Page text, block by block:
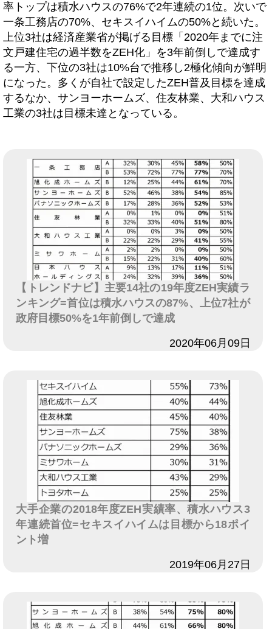
率トップは積水ハウスの76%で2年連続の1位。次いで
一条工務店の70%、セキスイハイムの50%と続いた。
上位3社は経済産業省が掲げる目標「2020年までに注
文戸建住宅の過半数をZEH化」を3年前倒しで達成す
る一方、下位の3社は10%台で推移し2極化傾向が鮮明
になった。多くが自社で設定したZEH普及目標を達成
するなか、サンヨーホームズ、住友林業、大和ハウス
工業の3社は目標未達となっている。
【トレンドナビ】主要14社の19年度ZEH実績ラ
ンキング=首位は積水ハウスの87%、上位7社が
政府目標50%を1年前倒しで達成
2020年06月09日
大手企業の2018年度ZEH実績率、積水ハウス3
年連続首位=セキスイハイムは目標から18ポイ
ント増
2019年06月27日